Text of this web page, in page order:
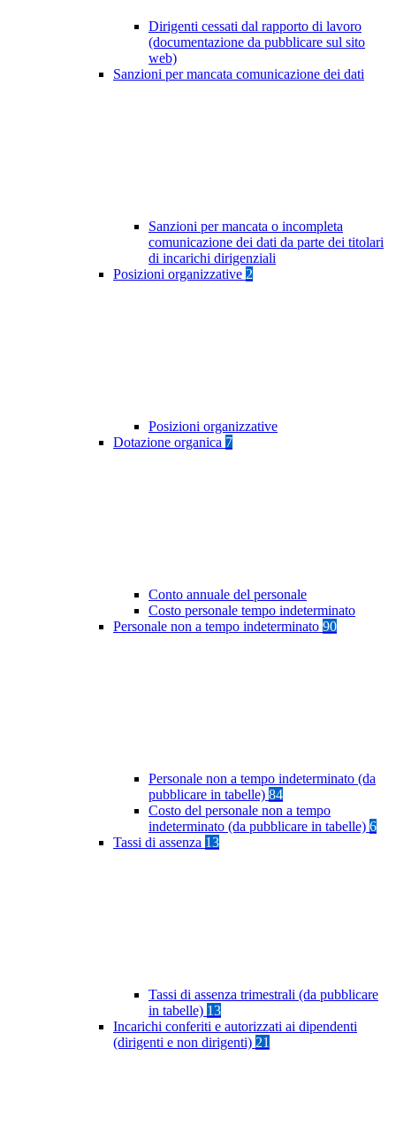
Dirigenti cessati dal rapporto di lavoro
(documentazione da pubblicare sul sito
web)
Sanzioni per mancata comunicazione dei dati
Sanzioni per mancata o incompleta
comunicazione dei dati da parte dei titolari
di incarichi dirigenziali
Posizioni organizzative 2
Posizioni organizzative
Dotazione organica 7
Conto annuale del personale
Costo personale tempo indeterminato
Personale non a tempo indeterminato 90
Personale non a tempo indeterminato (da
pubblicare in tabelle) 84
Costo del personale non a tempo
indeterminato (da pubblicare in tabelle) 6
Tassi di assenza 13
Tassi di assenza trimestrali (da pubblicare
in tabelle) 13
Incarichi conferiti e autorizzati ai dipendenti
(dirigenti e non dirigenti) 21